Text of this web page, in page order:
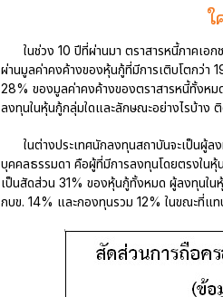
ใ
ในช่วง 10 ปีที่ผ่านมา ตราสารหนี้ภาคเอ
ผ่านมูลค่าคงค้างของหุ้นกู้ที่มีการเติบโตกว่า
28% ของมูลค่าคงค้างของตราสารหนี้ทั้งห
ลงทุนในหุ้นกู้กลุ่มใดและลักษณะอย่างไรบ้าง
ในต่างประเทศนักลงทุนสถาบันจะเป็นผู้ล
บุคคลธรรมดา คือผู้ที่มีการลงทุนโดยตรงใน
เป็นสัดส่วน 31% ของหุ้นกู้ทั้งหมด ผู้ลงทุนใ
กบข. 14% และกองทุนรวม 12% ในขณะที่แ